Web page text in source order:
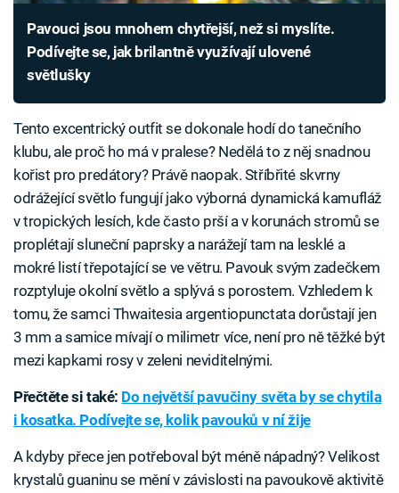
Pavouci jsou mnohem chytřejší, než si myslíte.
Podívejte se, jak brilantně využívají ulovené
světlušky
Tento excentrický outfit se dokonale hodí do tanečního
klubu, ale proč ho má v pralese? Nedělá to z něj snadnou
kořist pro predátory? Právě naopak. Stříbřité skvrny
odrážející světlo fungují jako výborná dynamická kamufláž
v tropických lesích, kde často prší a v korunách stromů se
proplétají sluneční paprsky a narážejí tam na lesklé a
mokré listí třepotající se ve větru. Pavouk svým zadečkem
rozptyluje okolní světlo a splývá s porostem. Vzhledem k
tomu, že samci Thwaitesia argentiopunctata dorůstají jen
3 mm a samice mívají o milimetr více, není pro ně těžké být
mezi kapkami rosy v zeleni neviditelnými.
Přečtěte si také: Do největší pavučiny světa by se chytila
i kosatka. Podívejte se, kolik pavouků v ní žije
A kdyby přece jen potřeboval být méně nápadný? Velikost
krystalů guaninu se mění v závislosti na pavoukově aktivitě